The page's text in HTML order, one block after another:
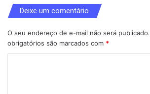
Deixe um comentário
O seu endereço de e-mail não será publicado.
obrigatórios são marcados com *